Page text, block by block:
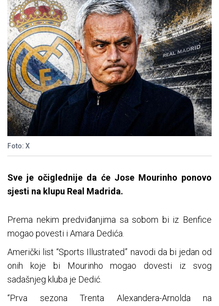
Foto: X
Sve je očiglednije da će Jose Mourinho ponovo
sjesti na klupu Real Madrida.
Prema nekim predviđanjima sa sobom bi iz Benfice
mogao povesti i Amara Dedića.
Američki list “Sports Illustrated” navodi da bi jedan od
onih koje bi Mourinho mogao dovesti iz svog
sadašnjeg kluba je Dedić.
“Prva sezona Trenta Alexandera-Arnolda na